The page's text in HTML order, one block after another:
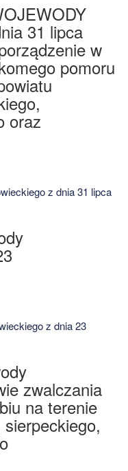
31 lipca
w
pomoru
oraz
z dnia 31 lipca
z dnia 23
zwalczania
na terenie